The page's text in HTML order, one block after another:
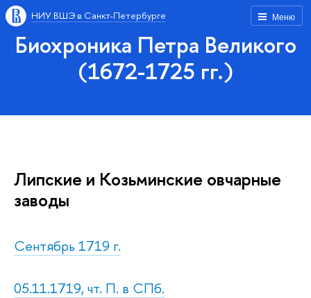
Меню
НИУ ВШЭ в Санкт-Петербурге
Биохроника Петра Великого
(1672-1725 гг.)
Липские и Козьминские овчарные
заводы
Сентябрь 1719 г.
05.11.1719, чт. П. в СПб.